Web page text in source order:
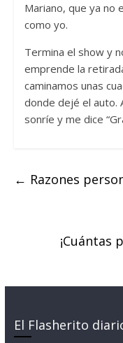
Mariano, que ya no
como yo.
Termina el show y
emprende la
caminamos unas
donde dejé el auto.
sonríe y me dice
← Razones
¡Cuántas
El Flasherito